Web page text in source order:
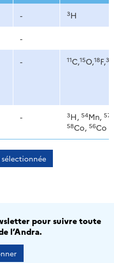
- 3H
-
- 11C,15O,18F,35
- 3H, 54Mn, 57
58Co, 56Co
sélectionnée
pour suivre toute
l’Andra.